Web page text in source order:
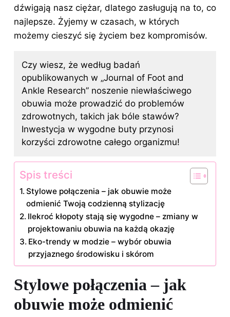
dźwigają nasz ciężar, dlatego zasługują na to, co
najlepsze. Żyjemy w czasach, w których
możemy cieszyć się życiem bez kompromisów.
Czy wiesz, że według badań
opublikowanych w „Journal of Foot and
Ankle Research” noszenie niewłaściwego
obuwia może prowadzić do problemów
zdrowotnych, takich jak bóle stawów?
Inwestycja w wygodne buty przynosi
korzyści zdrowotne całego organizmu!
Spis treści
Stylowe połączenia – jak obuwie może
odmienić Twoją codzienną stylizację
Ilekroć kłopoty stają się wygodne – zmiany w
projektowaniu obuwia na każdą okazję
Eko-trendy w modzie – wybór obuwia
przyjaznego środowisku i skórom
Stylowe połączenia – jak
obuwie może odmienić